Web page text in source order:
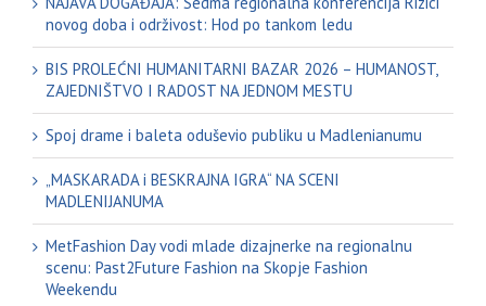
novog doba i održivost: Hod po tankom ledu
BIS PROLEĆNI HUMANITARNI BAZAR 2026 – HUMANOST,
ZAJEDNIŠTVO I RADOST NA JEDNOM MESTU
Spoj drame i baleta oduševio publiku u Madlenianumu
„MASKARADA i BESKRAJNA IGRA“ NA SCENI
MADLENIJANUMA
MetFashion Day vodi mlade dizajnerke na regionalnu
scenu: Past2Future Fashion na Skopje Fashion
Weekendu